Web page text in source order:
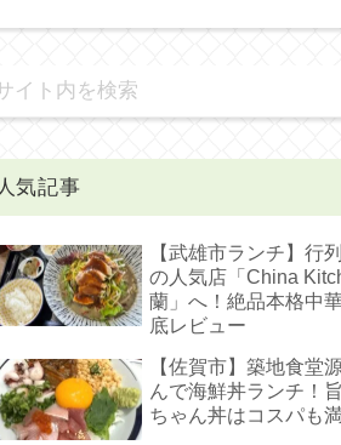
気記事
【武雄市ランチ】行
の人気店「China
蘭」へ！絶品本格中
底レビュー
【佐賀市】築地食堂
んで海鮮丼ランチ！
ちゃん丼はコスパも